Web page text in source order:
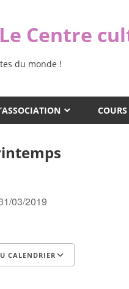
Le Centre
du monde !
COURS
03/2019
CALENDRIER